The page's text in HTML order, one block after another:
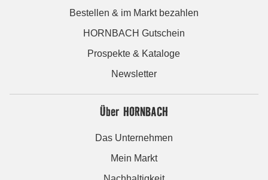
Bestellen & im Markt bezahlen
HORNBACH Gutschein
Prospekte & Kataloge
Newsletter
Über HORNBACH
Das Unternehmen
Mein Markt